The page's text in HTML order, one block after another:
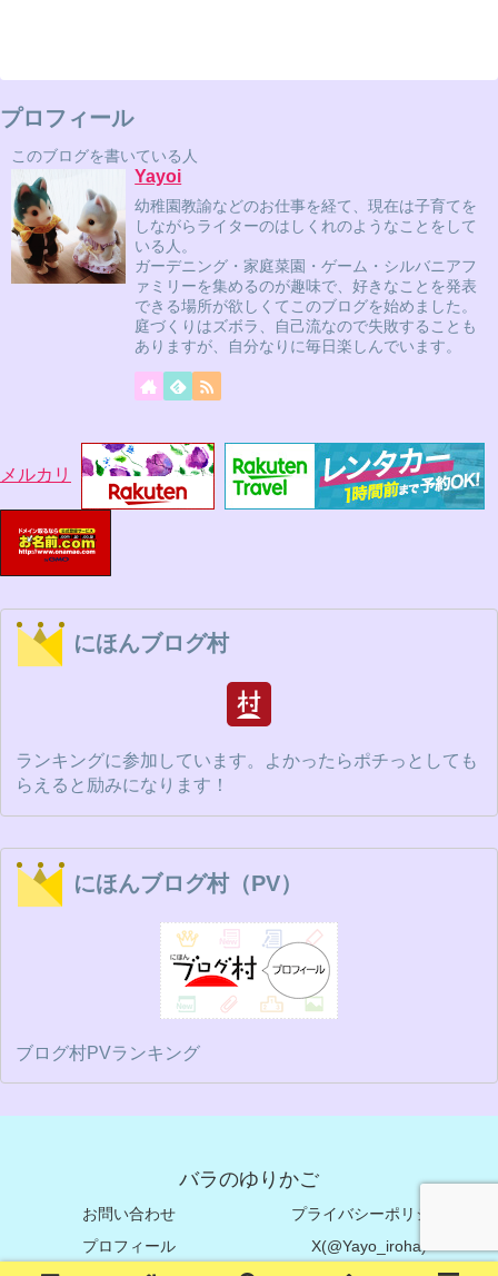
プロフィール
このブログを書いている人
Yayoi
幼稚園教諭などのお仕事を経て、現在は子育てを
しながらライターのはしくれのようなことをして
いる人。
ガーデニング・家庭菜園・ゲーム・シルバニアフ
ァミリーを集めるのが趣味で、好きなことを発表
できる場所が欲しくてこのブログを始めました。
庭づくりはズボラ、自己流なので失敗することも
ありますが、自分なりに毎日楽しんでいます。
メルカリ
にほんブログ村
ランキングに参加しています。よかったらポチっとしても
らえると励みになります！
にほんブログ村（PV）
ブログ村PVランキング
バラのゆりかご
お問い合わせ
プライバシーポリシー
プロフィール
X(@Yayo_iroha)